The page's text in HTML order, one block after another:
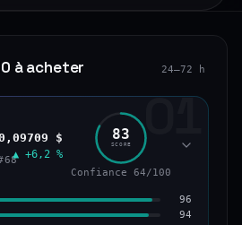
à acheter 24–72 h
01
$
▲ +6,2 %
83
SCORE
Confiance 64/100
96
94